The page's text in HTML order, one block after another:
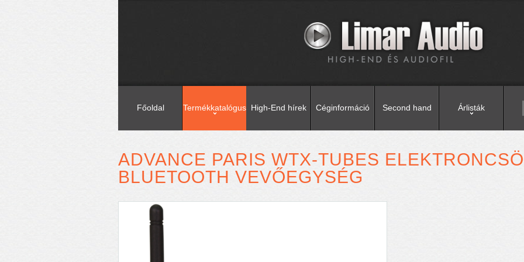
Főoldal Termékkatalógus High-End hírek Céginformáció Second hand Árlisták
ADVANCE PARIS WTX-TUBES
BLUETOOTH VEVŐEGYSÉG